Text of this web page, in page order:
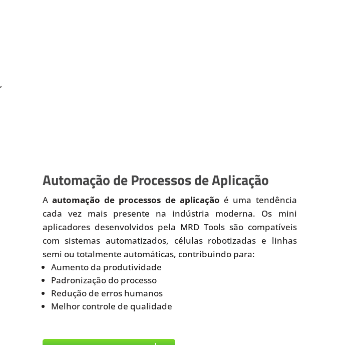
,
Automação de Processos de Aplicação
A automação de processos de aplicação é uma tendência
cada vez mais presente na indústria moderna. Os mini
aplicadores desenvolvidos pela MRD Tools são compatíveis
com sistemas automatizados, células robotizadas e linhas
semi ou totalmente automáticas, contribuindo para:
Aumento da produtividade
Padronização do processo
Redução de erros humanos
Melhor controle de qualidade